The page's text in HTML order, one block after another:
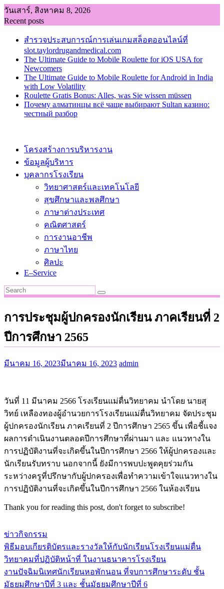
Skip
to
content
วันเสาร์, สิงหาคม 8, 2026
Recent posts
สำรวจประสบการณ์การเล่นเกมสล็อตออนไลน์ที่
slot.taylordrugandmedical.com
The Ultimate Guide to Mobile Roulette for iOS USA for
Newcomers
The Ultimate Guide to Mobile Roulette for Android in India
with Low Volatility
Roulette Gratis Bonus: Alles, was Sie wissen müssen
Почему алматинцы всё чаще выбирают Sultan казино:
честный разбор
โครงสร้างการบริหารงาน
ข้อมูลผู้บริหาร
บุคลากรโรงเรียน
วิทยาศาสตร์และเทคโนโลยี
สุขศึกษาและพลศึกษา
ภาษาต่างประเทศ
คณิตศาสตร์
การงานอาชีพ
ภาษาไทย
ศิลปะ
E–Service
การประชุมผู้ปกครองนักเรียน ภาคเรียนที่ 2
ปีการศึกษา 2565
มีนาคม 16, 2023มีนาคม 16, 2023 admin
วันที่ 11 มีนาคม 2566 โรงเรียนแม่ตื่นวิทยาคม นำโดย นายสุ
วิทย์ เหลืองทองผู้อำนวยการโรงเรียนแม่ตื่นวิทยาคม จัดประชุม
ผู้ปกครองนักเรียน ภาคเรียนที่ 2 ปีการศึกษา 2565 ขึ้น เพื่อชี้แจง
ผลการดำเนินงานตลอดปีการศึกษาที่ผ่านมา และ แนวทางใน
การปฏิบัติงานที่จะเกิดขึ้นในปีการศึกษา 2566 ให้ผู้ปกครองและ
นักเรียนรับทราบ นอกจากนี้ ยังมีการพบปะพูดคุยร่วมกัน
ระหว่างครูที่ปรึกษากับผู้ปกครองเพื่อทำความเข้าใจแนวทางใน
การปฏิบัติงานที่จะเกิดขึ้นในปีการศึกษา 2566 ในห้องเรียน
Thank you for reading this post, don't forget to subscribe!
ข่าวกิจกรรม
แนะแนว
เรื่อง
พิธีมอบเกียรติบัตรและรางวัลให้กับนักเรียนโรงเรียนแม่ตื่น
วิทยาคมที่ปฏิบัติหน้าที่ ในงานธนาคารโรงเรียน
งานปัจฉิมนิเทศนักเรียนหอพักนอน ที่จบการศึกษาระดับ ชั้น
มัธยมศึกษาปีที่ 3 และ ชั้นมัธยมศึกษาปีที่ 6